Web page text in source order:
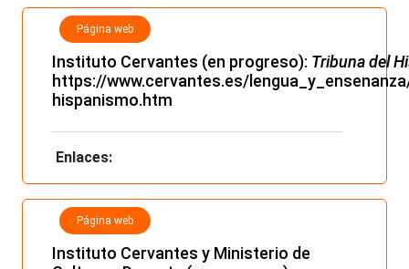
Página web
Instituto Cervantes (en progreso): Tribuna del
https://www.cervantes.es/
hispanismo.htm
Enlaces:
Página web
Instituto Cervantes y Ministerio de